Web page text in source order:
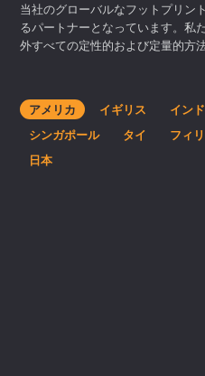
当社のグローバルなフットプリン
るパートナーとなっています。私
外すべての定性的および定量的方
アメリカ イギリス インド
シンガポール
タイ フィ
日本